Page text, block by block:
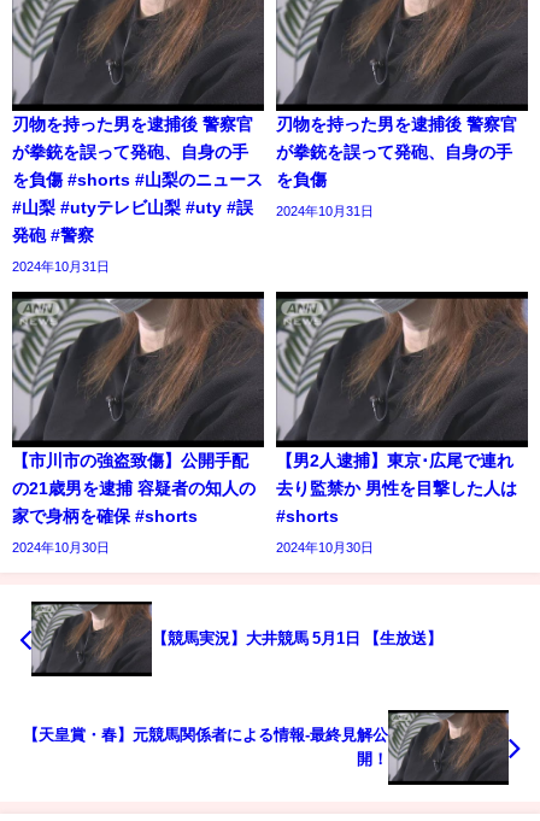
刃物を持った男を逮捕後 警察官
が拳銃を誤って発砲、自身の手
を負傷 #shorts #山梨のニュース
#山梨 #utyテレビ山梨 #uty #誤
発砲 #警察
2024年10月31日
刃物を持った男を逮捕後 警察官
が拳銃を誤って発砲、自身の手
を負傷
2024年10月31日
【市川市の強盗致傷】公開手配
の21歳男を逮捕 容疑者の知人の
家で身柄を確保 #shorts
2024年10月30日
【男2人逮捕】東京･広尾で連れ
去り監禁か 男性を目撃した人は
#shorts
2024年10月30日
【競馬実況】大井競馬 5月1日 【生放送】
【天皇賞・春】元競馬関係者による情報-最終見解公
開！